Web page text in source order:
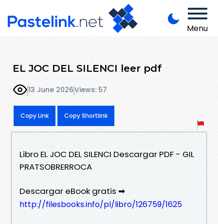
Menu
EL JOC DEL SILENCI leer pdf
13 June 2026Views: 57
Copy Link Copy Shortlink
Libro EL JOC DEL SILENCI Descargar PDF - GIL
PRATSOBRERROCA
Descargar eBook gratis ➡
http://filesbooks.info/pl/libro/126759/1625